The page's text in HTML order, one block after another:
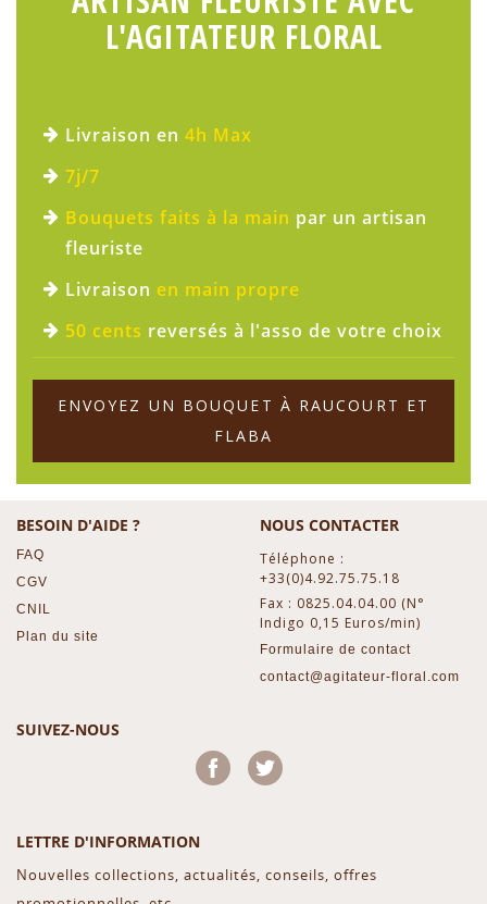
L'AGITATEUR FLORAL
Livraison en 4h Max
7j/7
Bouquets faits à la main par un artisan
fleuriste
Livraison en main propre
50 cents reversés à l'asso de votre choix
ENVOYEZ UN BOUQUET À RAUCOURT ET
FLABA
BESOIN D'AIDE ?
FAQ
CGV
CNIL
Plan du site
NOUS CONTACTER
Téléphone :
+33(0)4.92.75.75.18
Fax : 0825.04.04.00 (N°
Indigo 0,15 Euros/min)
Formulaire de contact
contact@agitateur-floral.com
SUIVEZ-NOUS
Facebook
LETTRE D'INFORMATION
Nouvelles collections, actualités, conseils, offres